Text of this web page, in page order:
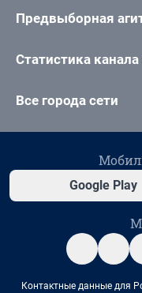
Предвыборная
Статистика канала
Все города сети
Google Play
Контактные данные для